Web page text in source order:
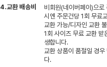
4.교환 배송비
비회원(네이버페이)으
시엔 주문건당 1회 무료
교환 가능/디자인 교환
1회 사이즈 무료 교환
생합니다.
교환 상품이 품절일 경우
다.